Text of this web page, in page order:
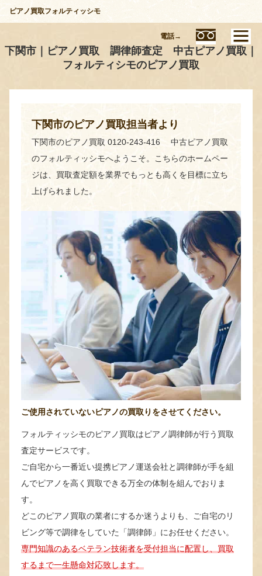
ピアノ買取フォルティッシモ
下関市｜ピアノ買取 調律師査定 中古ピアノ買取｜
フォルティシモのピアノ買取
下関市のピアノ買取担当者より
下関市のピアノ買取 0120-243-416 中古ピアノ買取
のフォルティッシモへようこそ。こちらのホームペー
ジは、買取査定額を業界でもっとも高くを目標に立ち
上げられました。
ご使用されていないピアノの買取りをさせてください。
フォルティッシモのピアノ買取はピアノ調律師が行う買取
査定サービスです。
ご自宅から一番近い提携ピアノ運送会社と調律師が手を組
んでピアノを高く買取できる万全の体制を組んでおりま
す。
どこのピアノ買取の業者にするか迷うよりも、ご自宅のリ
ビング等で調律をしていた「調律師」にお任せください。
専門知識のあるベテラン技術者を受付担当に配置し、買取
するまで一生懸命対応致します。
電話→